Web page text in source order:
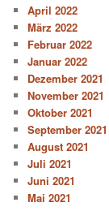
April 2022
März 2022
Februar 2022
Januar 2022
Dezember 2021
November 2021
Oktober 2021
September 2021
August 2021
Juli 2021
Juni 2021
Mai 2021